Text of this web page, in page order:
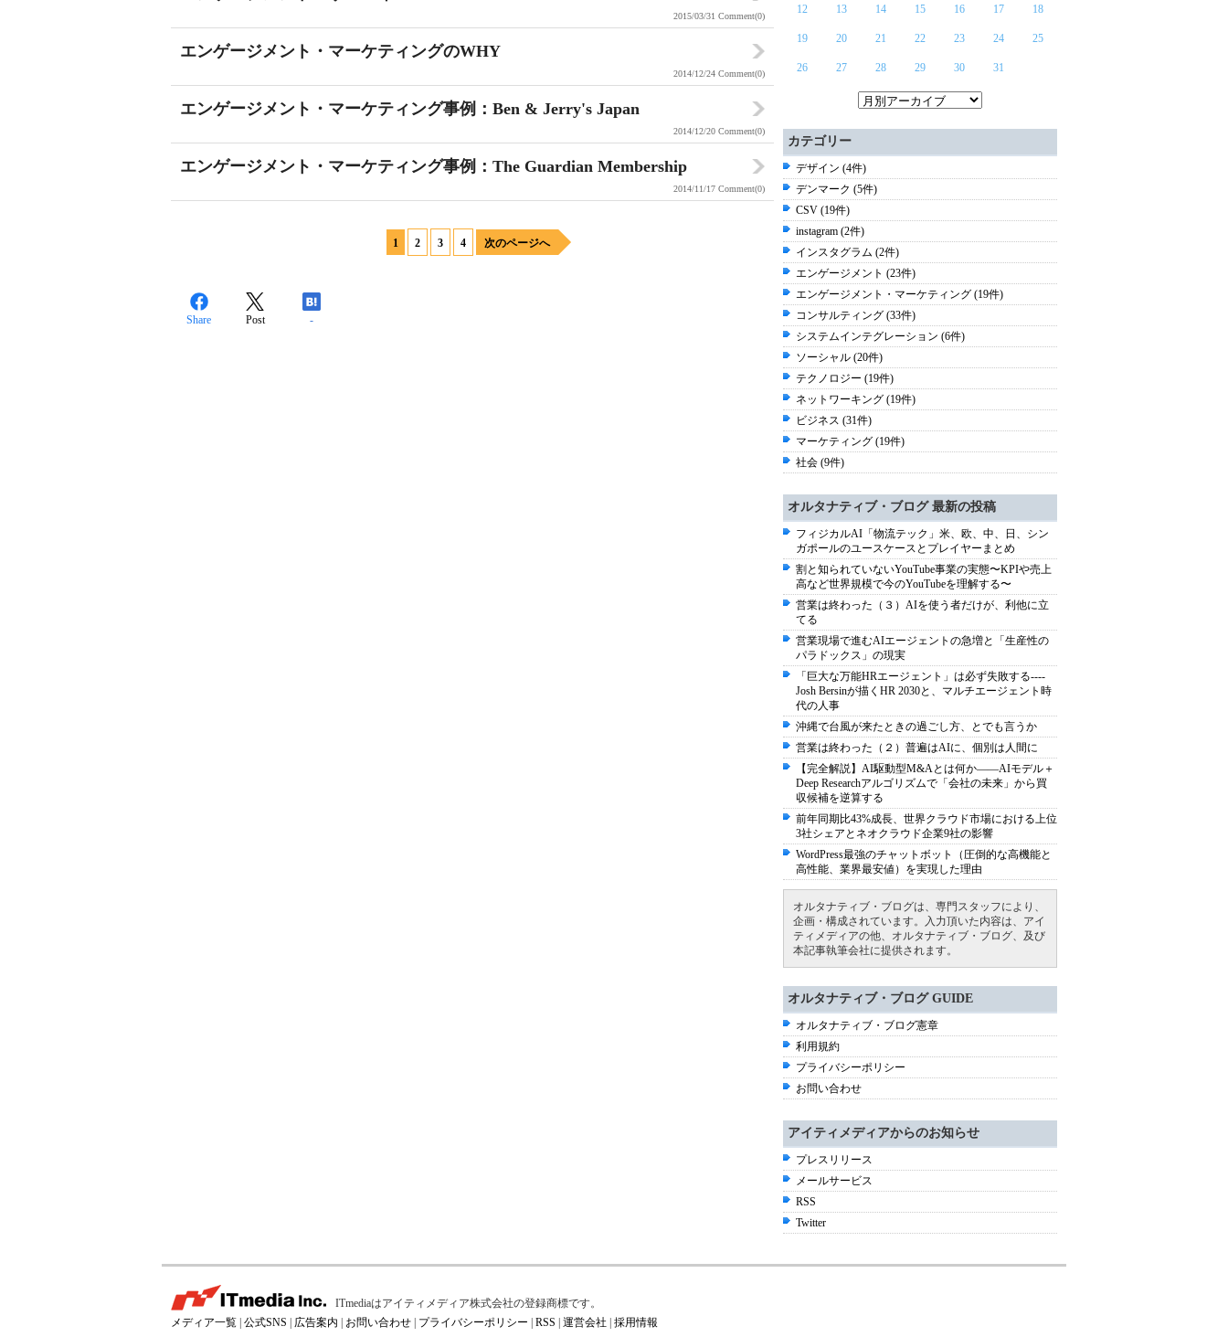
2015/03/31 Comment(0)
エンゲージメント・マーケティングのWHY
2014/12/24 Comment(0)
エンゲージメント・マーケティング事例：Ben & Jerry's Japan
2014/12/20 Comment(0)
エンゲージメント・マーケティング事例：The Guardian Membership
2014/11/17 Comment(0)
1 2 3 4 次のページへ
Share Post -
12 13 14 15 16 17 18
19 20 21 22 23 24 25
26 27 28 29 30 31
カテゴリー
デザイン (4件)
デンマーク (5件)
CSV (19件)
instagram (2件)
インスタグラム (2件)
エンゲージメント (23件)
エンゲージメント・マーケティング (19件)
コンサルティング (33件)
システムインテグレーション (6件)
ソーシャル (20件)
テクノロジー (19件)
ネットワーキング (19件)
ビジネス (31件)
マーケティング (19件)
社会 (9件)
オルタナティブ・ブログ 最新の投稿
フィジカルAI「物流テック」米、欧、中、日、シン
ガポールのユースケースとプレイヤーまとめ
割と知られていないYouTube事業の実態〜KPIや売上
高など世界規模で今のYouTubeを理解する〜
営業は終わった（３）AIを使う者だけが、利他に立
てる
営業現場で進むAIエージェントの急増と「生産性の
パラドックス」の現実
「巨大な万能HRエージェント」は必ず失敗する----
Josh Bersinが描くHR 2030と、マルチエージェント時
代の人事
沖縄で台風が来たときの過ごし方、とでも言うか
営業は終わった（２）普遍はAIに、個別は人間に
【完全解説】AI駆動型M&Aとは何か――AIモデル＋
Deep Researchアルゴリズムで「会社の未来」から買
収候補を逆算する
前年同期比43%成長、世界クラウド市場における上位
3社シェアとネオクラウド企業9社の影響
WordPress最強のチャットボット（圧倒的な高機能と
高性能、業界最安値）を実現した理由
オルタナティブ・ブログは、専門スタッフにより、
企画・構成されています。入力頂いた内容は、アイ
ティメディアの他、オルタナティブ・ブログ、及び
本記事執筆会社に提供されます。
オルタナティブ・ブログ GUIDE
オルタナティブ・ブログ憲章
利用規約
プライバシーポリシー
お問い合わせ
アイティメディアからのお知らせ
プレスリリース
メールサービス
RSS
Twitter
ITmediaはアイティメディア株式会社の登録商標です。
メディア一覧 公式SNS 広告案内 お問い合わせ プライバシーポリシー RSS 運営会社 採用情報